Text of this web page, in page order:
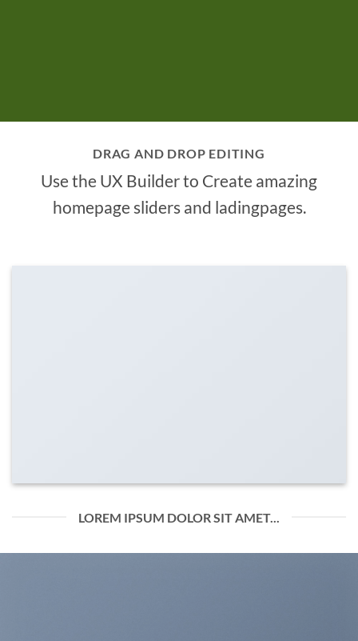
DRAG AND DROP EDITING
Use the UX Builder to Create amazing
homepage sliders and ladingpages.
LOREM IPSUM DOLOR SIT AMET...